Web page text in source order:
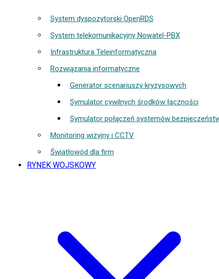
System dyspozytorski OpenRDS
System telekomunikacyjny Nowatel-PBX
Infrastruktura Teleinformatyczna
Rozwiązania informatyczne
Generator scenariuszy kryzysowych
Symulator cywilnych środków łączności
Symulator połączeń systemów
Monitoring wizyjny i CCTV
Światłowód dla firm
RYNEK WOJSKOWY